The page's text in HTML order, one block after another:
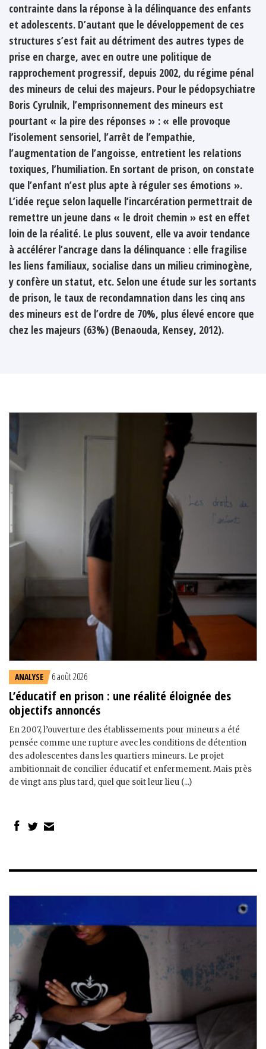
contrainte dans la réponse à la délinquance des enfants
et adolescents. D’autant que le développement de ces
structures s’est fait au détriment des autres types de
prise en charge, avec en outre une politique de
rapprochement progressif, depuis 2002, du régime pénal
des mineurs de celui des majeurs. Pour le pédopsychiatre
Boris Cyrulnik, l’emprisonnement des mineurs est
pourtant « la pire des réponses » : « elle provoque
l’isolement sensoriel, l’arrêt de l’empathie,
l’augmentation de l’angoisse, entretient les relations
toxiques, l’humiliation. En sortant de prison, on constate
que l’enfant n’est plus apte à réguler ses émotions ».
L’idée reçue selon laquelle l’incarcération permettrait de
remettre un jeune dans « le droit chemin » est en effet
loin de la réalité. Le plus souvent, elle va avoir tendance
à accélérer l’ancrage dans la délinquance : elle fragilise
les liens familiaux, socialise dans un milieu criminogène,
y confère un statut, etc. Selon une étude sur les sortants
de prison, le taux de recondamnation dans les cinq ans
des mineurs est de l’ordre de 70%, plus élevé encore que
chez les majeurs (63%) (Benaouda, Kensey, 2012).
ANALYSE 6 août 2026
L’éducatif en prison : une réalité éloignée des
objectifs annoncés
En 2007, l’ouverture des établissements pour mineurs a été
pensée comme une rupture avec les conditions de détention
des adolescent·es dans les quartiers mineurs. Le projet
ambitionnait de concilier éducatif et enfermement. Mais près
de vingt ans plus tard, quel que soit leur lieu (...)